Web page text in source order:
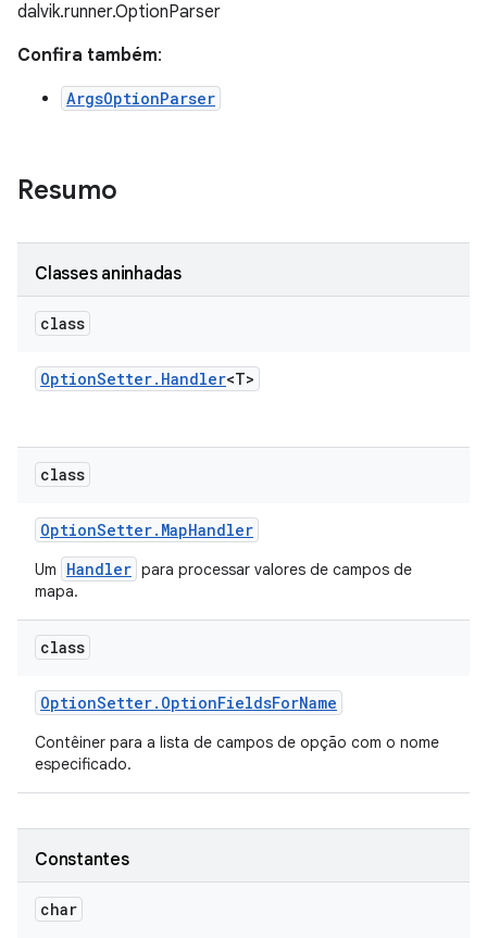
dalvik.runner.OptionParser
Confira também:
ArgsOptionParser
Resumo
Classes aninhadas
class
OptionSetter. Handler<T>
class
OptionSetter. MapHandler
Um Handler para processar valores de campos de
mapa.
class
OptionSetter. OptionFieldsForName
Contêiner para a lista de campos de opção com o nome
especificado.
Constantes
char